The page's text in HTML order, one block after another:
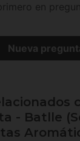
en
Nueva
- Batlle